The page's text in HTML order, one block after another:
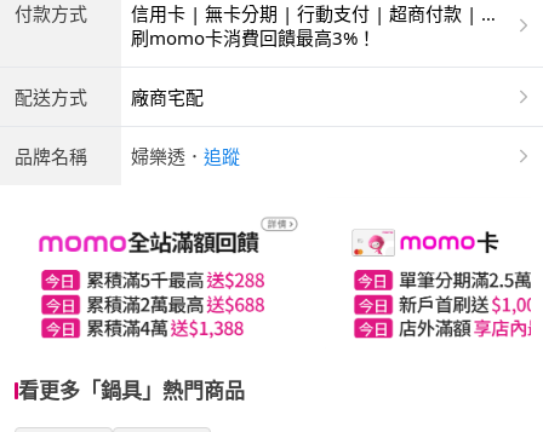
付款方式
信用卡 | 無卡分期 | 行動支付 | 超商付款 | 銀
聯卡
刷momo卡消費回饋最高3%！
配送方式 廠商宅配
品牌名稱 婦樂透 ． 追蹤
看更多「鍋具」熱門商品